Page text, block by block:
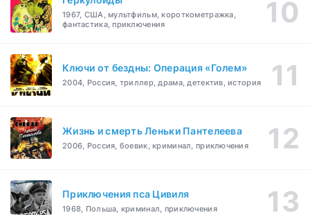
1967, США, мультфильм, короткометражка,
фантастика, приключения
Ключи от бездны: Операция «Голем»
2004, Россия, триллер, драма, детектив, история
Жизнь и смерть Леньки Пантелеева
2006, Россия, боевик, криминал, приключения
Приключения пса Цивиля
1968, Польша, криминал, приключения